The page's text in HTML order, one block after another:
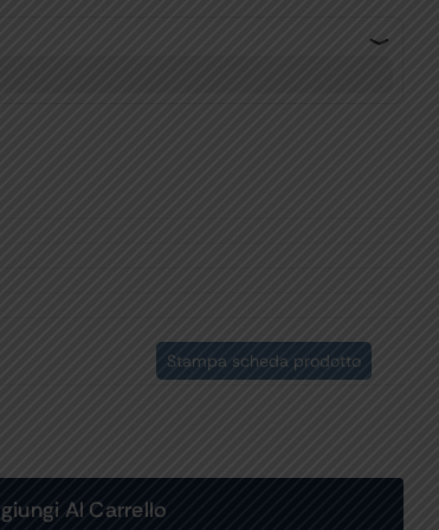
Stampa scheda prodotto
Al Carrello